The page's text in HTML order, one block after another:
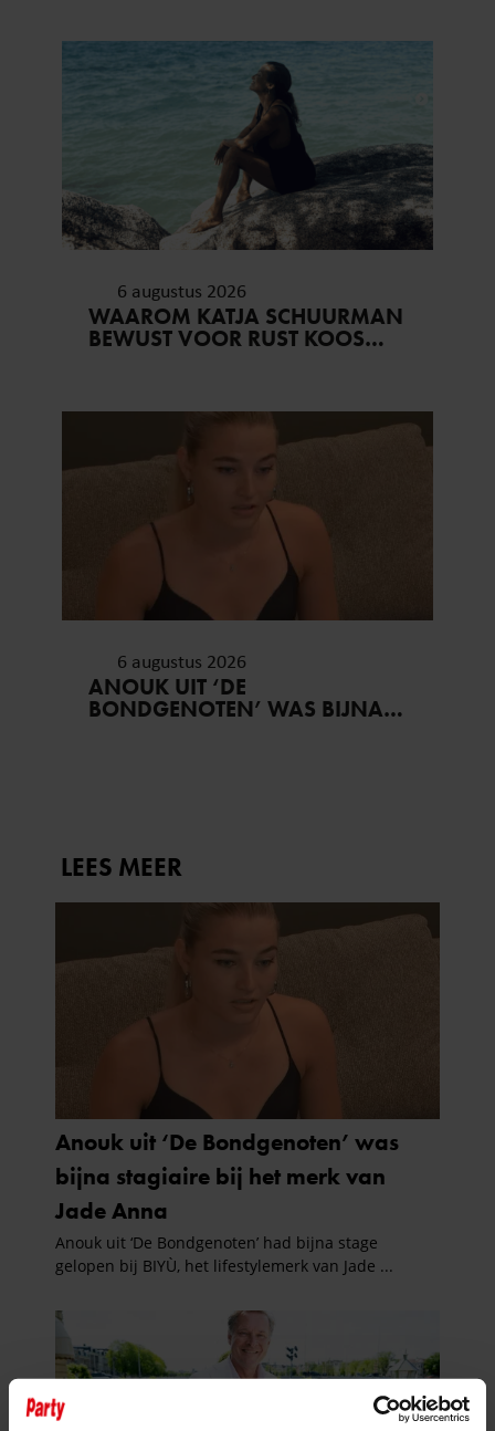
VERGETEN’
6 augustus 2026
WAAROM KATJA SCHUURMAN
BEWUST VOOR RUST KOOS…
6 augustus 2026
ANOUK UIT ‘DE
BONDGENOTEN’ WAS BIJNA